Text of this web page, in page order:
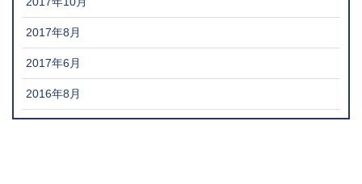
2017年8月
2017年6月
2016年8月